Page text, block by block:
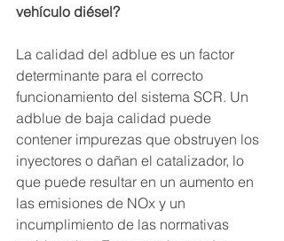
vehículo diésel?
La calidad del adblue es un factor
determinante para el correcto
funcionamiento del sistema SCR. Un
adblue de baja calidad puede
contener impurezas que obstruyen los
inyectores o dañan el catalizador, lo
que puede resultar en un aumento en
las emisiones de NOx y un
incumplimiento de las normativas